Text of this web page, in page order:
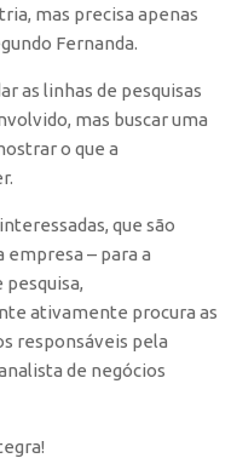
mas precisa apenas
Fernanda.
as linhas de pesquisas
mas buscar uma
o que a
que são
empresa – para a
ativamente procura as
responsáveis pela
de negócios